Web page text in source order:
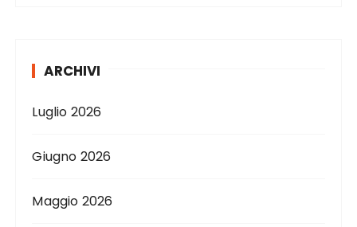
ARCHIVI
Luglio 2026
Giugno 2026
Maggio 2026